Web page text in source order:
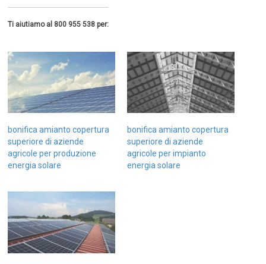
Ti aiutiamo al 800 955 538 per:
bonifica amianto copertura
superiore di aziende
agricole per produzione
energia solare
bonifica amianto copertura
superiore di aziende
agricole per impianto
energia solare